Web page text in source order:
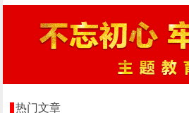
热门文章